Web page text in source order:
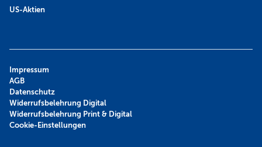
US-Aktien
Impressum
AGB
Datenschutz
Widerrufsbelehrung Digital
Widerrufsbelehrung Print & Digital
Cookie-Einstellungen